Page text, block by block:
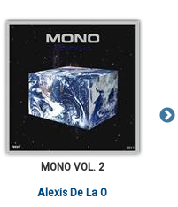
MONO VOL. 2
Alexis De La O